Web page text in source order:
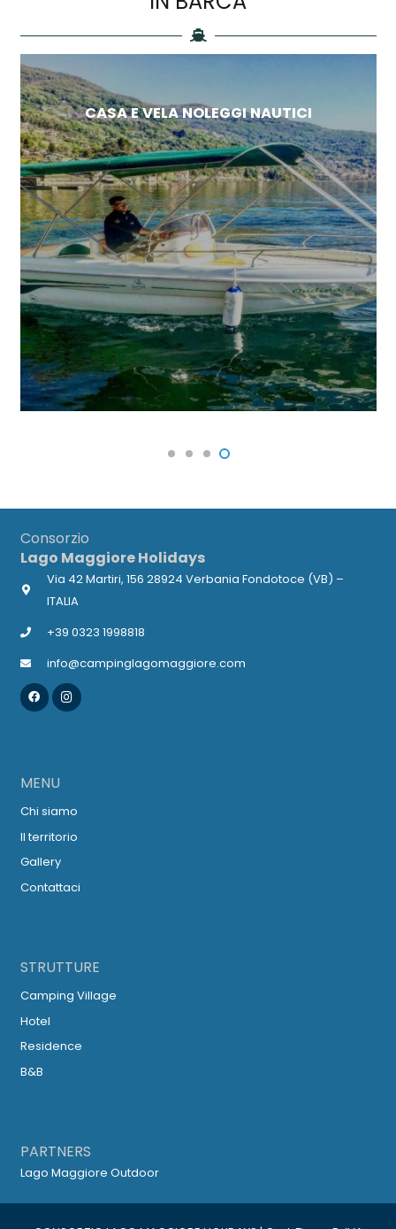
CASA E VELA NOLEGGI NAUTICI
Consorzio
Lago Maggiore Holidays
Via 42 Martiri, 156 28924 Verbania Fondotoce (VB) –
ITALIA
+39 0323 1998818
info@campinglagomaggiore.com
MENU
Chi siamo
Il territorio
Gallery
Contattaci
STRUTTURE
Camping Village
Hotel
Residence
B&B
PARTNERS
Lago Maggiore Outdoor